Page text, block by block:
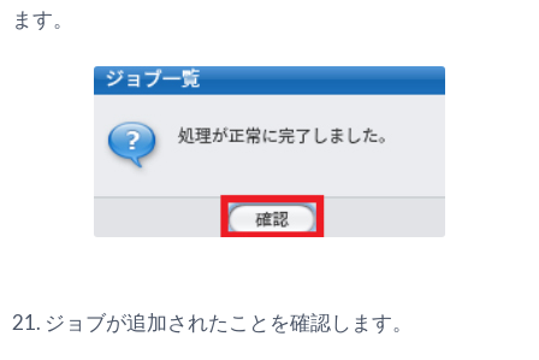
ます。
21. ジョブが追加されたことを確認します。